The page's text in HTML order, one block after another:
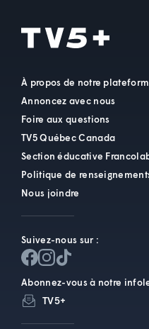
À propos de notre
Annoncez avec nous
Foire aux questions
TV5 Québec Canada
Section éducative
Politique de
Nous joindre
Suivez-nous sur :
Abonnez-vous à notre
TV5+